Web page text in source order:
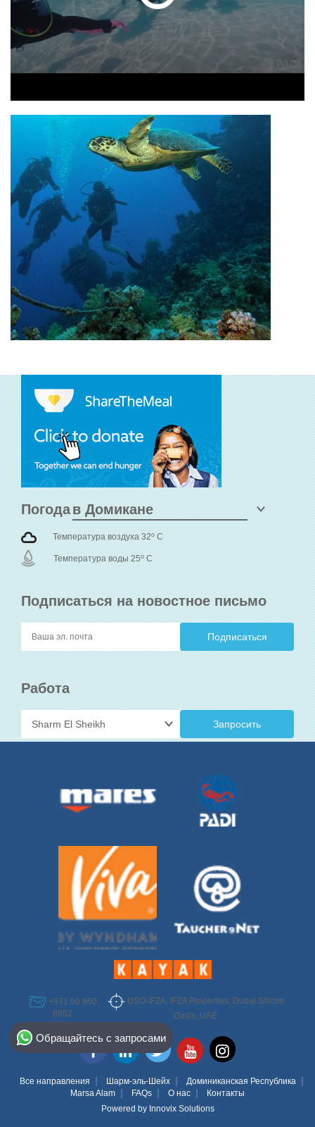
Подписаться на новостное письмо
Работа
Запросить
Погода
Температура воздуха 32o C
Температура воды 25o C
+971 50 950
6952
DSO-IFZA, IFZA Properties, Dubai Silicon
Oasis, UAE
Все направления Шарм-эль-Шейх
Доминиканская Республика
Marsa Alam
FAQs О нас
Контакты
Powered by Innovix Solutions
Обращайтесь с запросами
Select Destination
Egypt
Bahamas